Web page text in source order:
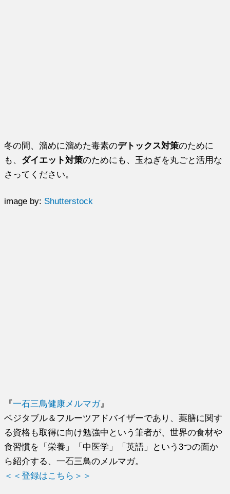
冬の間、溜めに溜めた毒素のデトックス対策のために
も、 ダイエット対策のためにも、玉ねぎを丸ごと活用な
さってください。
image by: Shutterstock
『一石三鳥健康メルマガ』
ベジタブル＆フルーツアドバイザーであり、薬膳に関す
る資格も取得に向け勉強中という筆者が、世界の食材や
食習慣を「栄養」「中医学」「英語」という3つの面か
ら紹介する、一石三鳥のメルマガ。
＜＜登録はこちら＞＞